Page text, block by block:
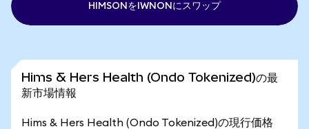
HIMSONをIWNONにスワップ
Hims & Hers Health (Ondo Tokenized)の最
新市場情報
Hims & Hers Health (Ondo Tokenized)の現行価格